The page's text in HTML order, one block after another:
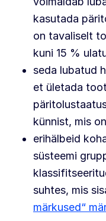
kasutada
on tavaliselt
kuni 15 %
seda lubatud
et ületada
künnist, mis
erihälbeid
süsteemi
suhtes, mis
märkused“